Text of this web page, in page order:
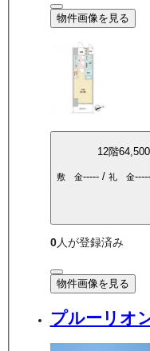
物件画像を見る
12階64,500
敷 金-----/ 礼 金-----
0人が登録済み
物件画像を見る
プルーリオ